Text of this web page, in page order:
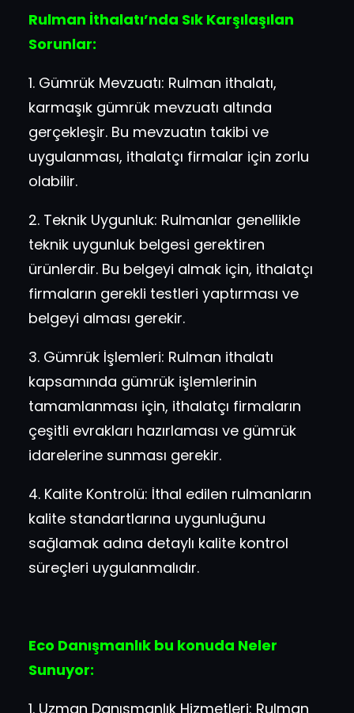
Rulman İthalatı’nda Sık Karşılaşılan
Sorunlar:
1. Gümrük Mevzuatı: Rulman ithalatı,
karmaşık gümrük mevzuatı altında
gerçekleşir. Bu mevzuatın takibi ve
uygulanması, ithalatçı firmalar için zorlu
olabilir.
2. Teknik Uygunluk: Rulmanlar genellikle
teknik uygunluk belgesi gerektiren
ürünlerdir. Bu belgeyi almak için, ithalatçı
firmaların gerekli testleri yaptırması ve
belgeyi alması gerekir.
3. Gümrük İşlemleri: Rulman ithalatı
kapsamında gümrük işlemlerinin
tamamlanması için, ithalatçı firmaların
çeşitli evrakları hazırlaması ve gümrük
idarelerine sunması gerekir.
4. Kalite Kontrolü: İthal edilen rulmanların
kalite standartlarına uygunluğunu
sağlamak adına detaylı kalite kontrol
süreçleri uygulanmalıdır.
Eco Danışmanlık bu konuda Neler
Sunuyor:
1. Uzman Danışmanlık Hizmetleri: Rulman